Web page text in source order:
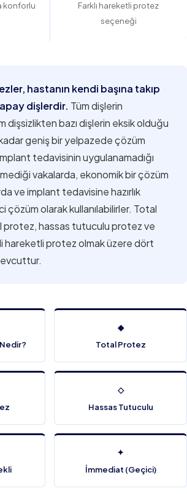
konforlu
Farklı hareketli protez
seçeneği
hastanın kendi başına takıp
dişlerdir. Tüm dişlerin
dişsizlikten bazı dişlerin eksik olduğu
geniş bir yelpazede çözüm
tedavisinin uygulanamadığı
vakalarda, ekonomik bir çözüm
ve implant tedavisine hazırlık
çözüm olarak kullanılabilirler. Total
protez, hassas tutuculu protez ve
hareketli protez olmak üzere dört
◆
Total Protez
◇
Hassas Tutuculu
✦
İmmediat (Geçici)